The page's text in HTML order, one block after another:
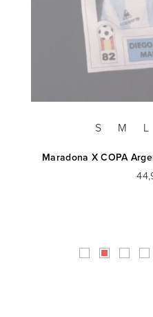
S M L
Maradona X COPA